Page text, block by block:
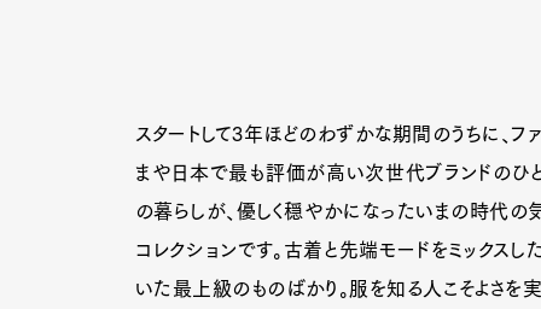
スタートして3年ほどのわずかな期間のうちに、
まや日本で最も評価が高い次世代ブランドのひと
の暮らしが、優しく穏やかになったいまの時代の
コレクションです。古着と先端モードをミックス
いた最上級のものばかり。服を知る人こそよさを